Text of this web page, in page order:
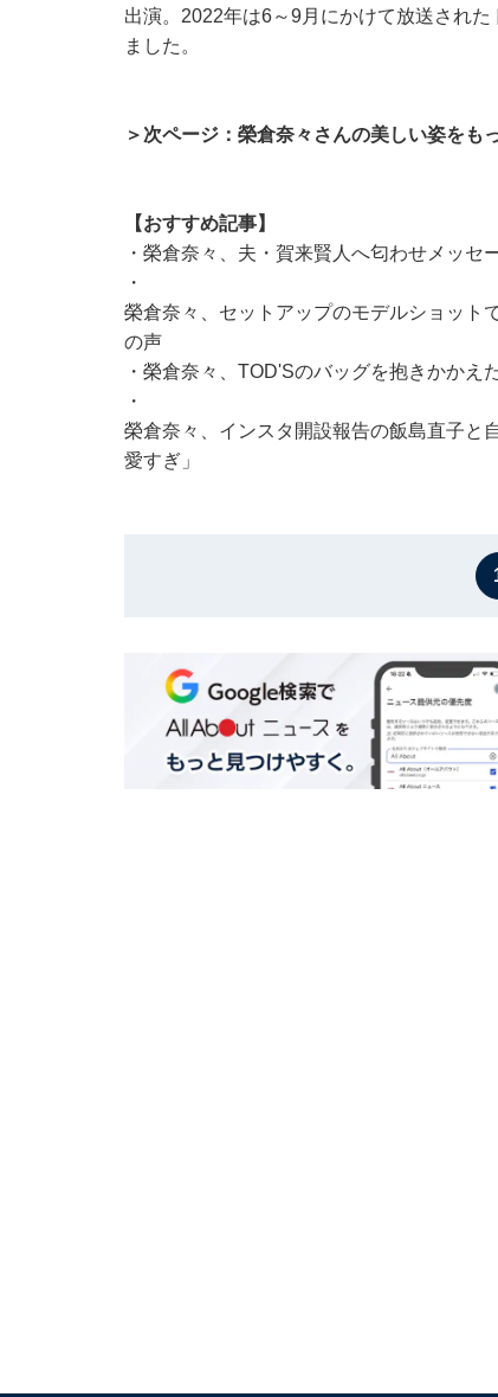
出演。2022年は6～9月にかけて放送され
ました。
＞次ページ：榮倉奈々さんの美しい姿をも
【おすすめ記事】
・ 榮倉奈々、夫・賀来賢人へ匂わせメッセ
・
榮倉奈々、セットアップのモデルショット
の声
・ 榮倉奈々、TOD'Sのバッグを抱きかかえ
・
榮倉奈々、インスタ開設報告の飯島直子と
愛すぎ」